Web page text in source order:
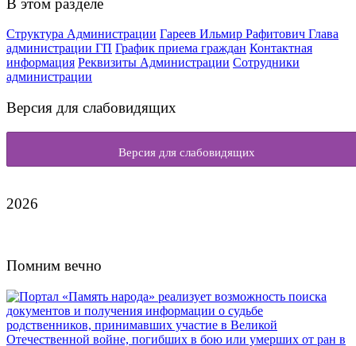
Структура Администрации Гареев Ильмир Рафитович Глава
администрации ГП График приема граждан Контактная
информация Реквизиты Администрации Сотрудники
администрации
Версия для слабовидящих
Версия для слабовидящих
2026
Помним вечно